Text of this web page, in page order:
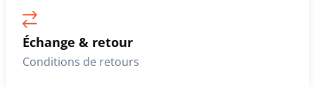
Échange & retour
Conditions de retours